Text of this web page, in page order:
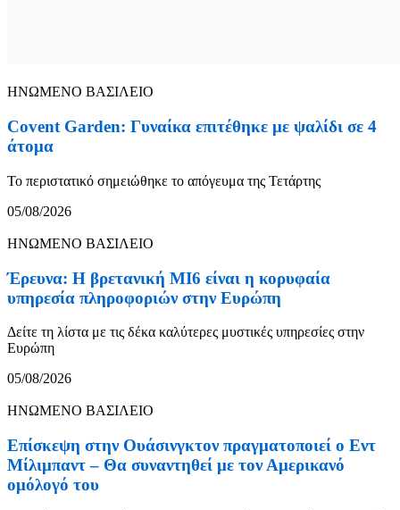
ΗΝΩΜΕΝΟ ΒΑΣΙΛΕΙΟ
Covent Garden: Γυναίκα επιτέθηκε με ψαλίδι σε 4
άτομα
Το περιστατικό σημειώθηκε το απόγευμα της Τετάρτης
05/08/2026
ΗΝΩΜΕΝΟ ΒΑΣΙΛΕΙΟ
Έρευνα: Η βρετανική MI6 είναι η κορυφαία
υπηρεσία πληροφοριών στην Ευρώπη
Δείτε τη λίστα με τις δέκα καλύτερες μυστικές υπηρεσίες στην
Ευρώπη
05/08/2026
ΗΝΩΜΕΝΟ ΒΑΣΙΛΕΙΟ
Επίσκεψη στην Ουάσινγκτον πραγματοποιεί ο Εντ
Μίλιμπαντ – Θα συναντηθεί με τον Αμερικανό
ομόλογό του